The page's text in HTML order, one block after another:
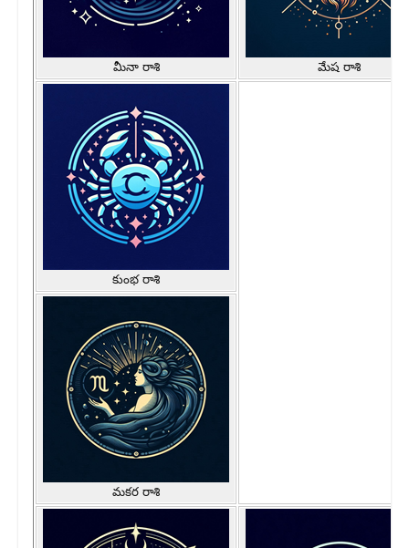
మీనా రాశి మేష రాశి
కుంభ రాశి
మకర రాశి